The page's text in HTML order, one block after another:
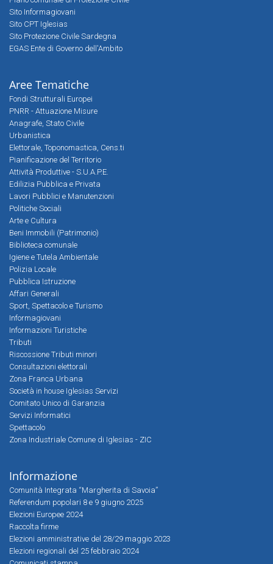
Sito Informagiovani
Sito CPT Iglesias
Sito Protezione Civile Sardegna
EGAS Ente di Governo dell'Ambito
Aree Tematiche
Fondi Strutturali Europei
PNRR - Attuazione Misure
Anagrafe, Stato Civile
Urbanistica
Elettorale, Toponomastica, Cens.ti
Pianificazione del Territorio
Attività Produttive - S.U.A.P.E.
Edilizia Pubblica e Privata
Lavori Pubblici e Manutenzioni
Politiche Sociali
Arte e Cultura
Beni Immobili (Patrimonio)
Biblioteca comunale
Igiene e Tutela Ambientale
Polizia Locale
Pubblica Istruzione
Affari Generali
Sport, Spettacolo e Turismo
Informagiovani
Informazioni Turistiche
Tributi
Riscossione Tributi minori
Consultazioni elettorali
Zona Franca Urbana
Società in house Iglesias Servizi
Comitato Unico di Garanzia
Servizi Informatici
Spettacolo
Zona Industriale Comune di Iglesias - ZIC
Informazione
Comunità Integrata “Margherita di Savoia”
Referendum popolari 8 e 9 giugno 2025
Elezioni Europee 2024
Raccolta firme
Elezioni amministrative del 28/29 maggio 2023
Elezioni regionali del 25 febbraio 2024